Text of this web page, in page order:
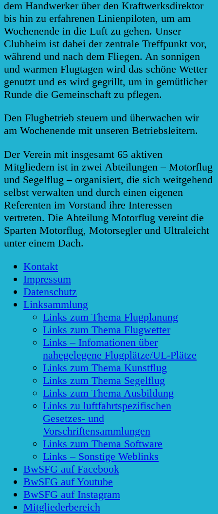
dem Handwerker über den Kraftwerksdirektor
bis hin zu erfahrenen Linienpiloten, um am
Wochenende in die Luft zu gehen. Unser
Clubheim ist dabei der zentrale Treffpunkt vor,
während und nach dem Fliegen. An sonnigen
und warmen Flugtagen wird das schöne Wetter
genutzt und es wird gegrillt, um in gemütlicher
Runde die Gemeinschaft zu pflegen.
Den Flugbetrieb steuern und überwachen wir
am Wochenende mit unseren Betriebsleitern.
Der Verein mit insgesamt 65 aktiven
Mitgliedern ist in zwei Abteilungen – Motorflug
und Segelflug – organisiert, die sich weitgehend
selbst verwalten und durch einen eigenen
Referenten im Vorstand ihre Interessen
vertreten. Die Abteilung Motorflug vereint die
Sparten Motorflug, Motorsegler und Ultraleicht
unter einem Dach.
Kontakt
Impressum
Datenschutz
Linksammlung
Links zum Thema Flugplanung
Links zum Thema Flugwetter
Links – Infomationen über
nahegelegene Flugplätze/UL-Plätze
Links zum Thema Kunstflug
Links zum Thema Segelflug
Links zum Thema Ausbildung
Links zu luftfahrtspezifischen
Gesetzes- und
Vorschriftensammlungen
Links zum Thema Software
Links – Sonstige Weblinks
BwSFG auf Facebook
BwSFG auf Youtube
BwSFG auf Instagram
Mitgliederbereich